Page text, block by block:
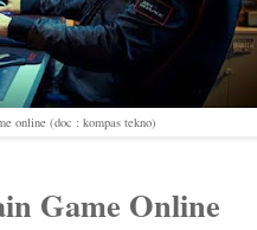
online (doc : kompas tekno)
Game Online